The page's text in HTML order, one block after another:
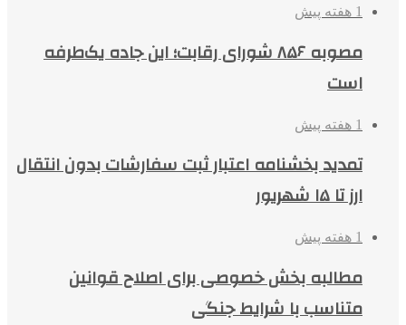
1 هفته پیش
مصوبه ۸۵۶ شورای رقابت؛ این جاده یک‌طرفه
است
1 هفته پیش
تمدید بخشنامه اعتبار ثبت سفارشات بدون انتقال
ارز تا ۱۵ شهریور
1 هفته پیش
مطالبه بخش خصوصی برای اصلاح قوانین
متناسب با شرایط جنگی